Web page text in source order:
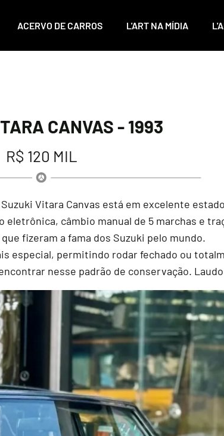
ACERVO DE CARROS L'ART NA MÍDIA
CANVAS - 1993
R$ 120 MIL
Vitara Canvas está em excelente
câmbio manual de 5 marchas e
fizeram a fama dos Suzuki pelo mundo.
especial, permitindo rodar fechado ou
nesse padrão de conservação.